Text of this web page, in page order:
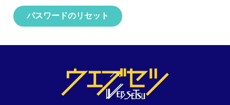
パスワードのリセット
Back
To
Top